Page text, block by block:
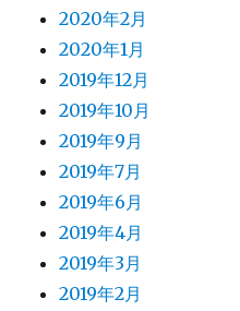
2020年2月
2020年1月
2019年12月
2019年10月
2019年9月
2019年7月
2019年6月
2019年4月
2019年3月
2019年2月